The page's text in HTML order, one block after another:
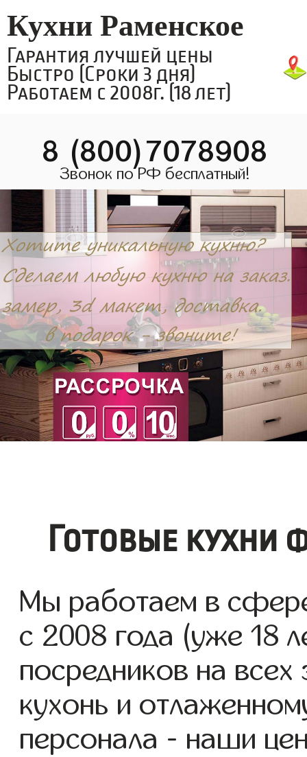
Кухни Раменское
Гарантия лучшей цены
Быстро (Сроки 3 дня)
Работаем с 2008г. (18 лет)
8 (800)7078908
Звонок по РФ бесплатный!
Готовые кухни
Мы работаем в
с 2008 года (уже 18
посредников на всех
кухонь и
персонала - наши